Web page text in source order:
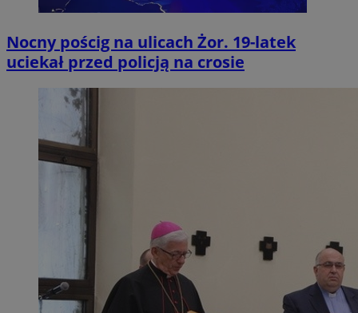
Nocny pościg na ulicach Żor. 19-latek
uciekał przed policją na crosie